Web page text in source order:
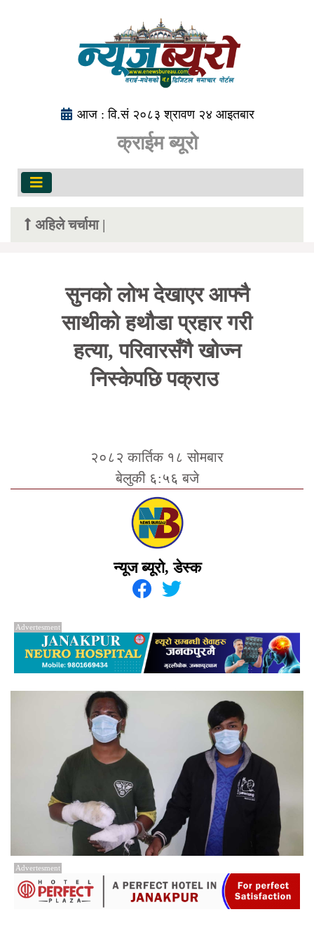
आज : वि.सं २०८३ श्रावण २४ आइतबार
क्राईम ब्यूरो
अहिले चर्चामा |
सुनको लोभ देखाएर आफ्नै
साथीको हथौडा प्रहार गरी
हत्या, परिवारसँगै खोज्न
निस्केपछि पक्राउ
२०८२ कार्तिक १८ सोमबार
बेलुकी ६:५६ बजे
न्यूज ब्यूरो, डेस्क
Advertesment
Advertesment